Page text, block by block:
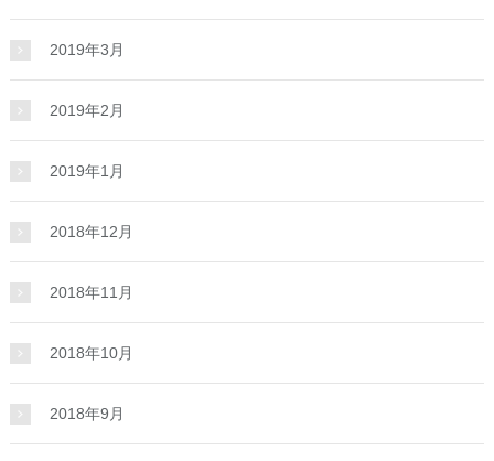
2019年3月
2019年2月
2019年1月
2018年12月
2018年11月
2018年10月
2018年9月